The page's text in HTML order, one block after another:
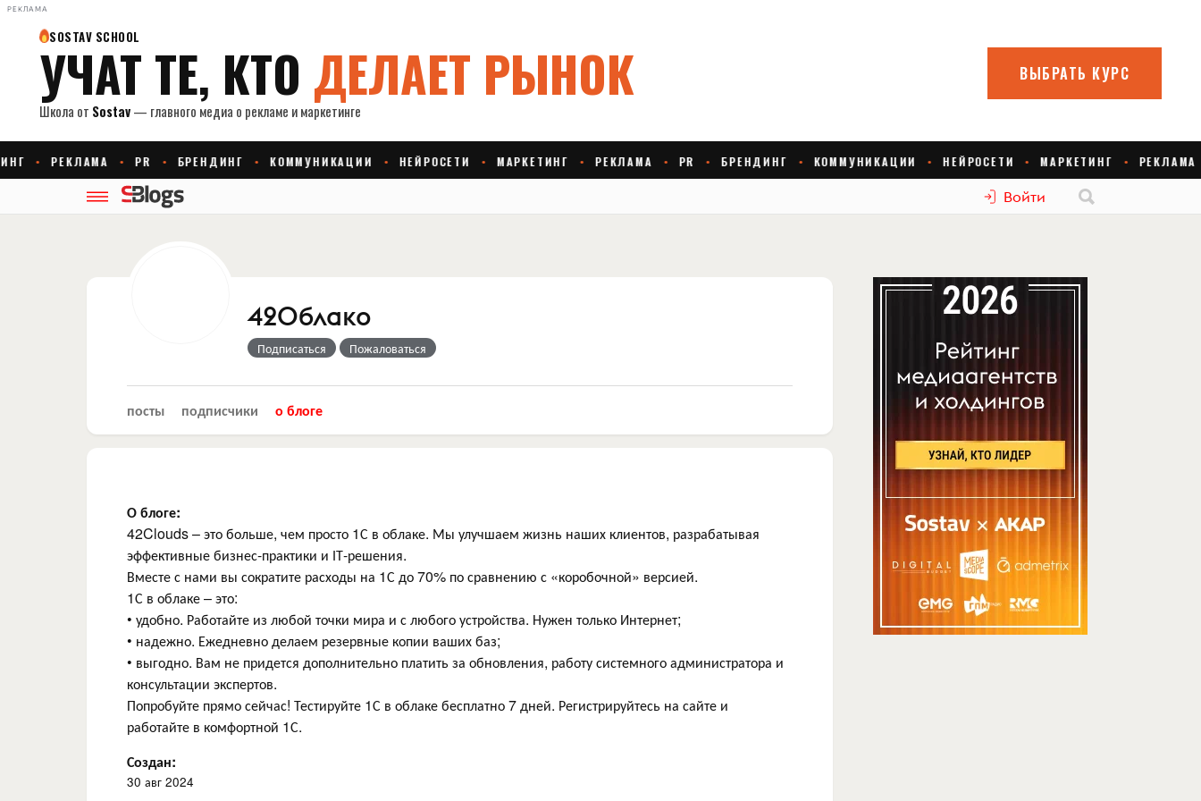
РЕКЛАМА
Войти
42Облако
Подписаться Пожаловаться
посты подписчики о блоге
О блоге:
42Clouds – это больше, чем просто 1С в облаке. Мы улучшаем жизнь наших клиентов, разрабатывая
эффективные бизнес-практики и ІТ-решения.
Вместе с нами вы сократите расходы на 1С до 70% по сравнению с «коробочной» версией.
1С в облаке – это:
• удобно. Работайте из любой точки мира и с любого устройства. Нужен только Интернет;
• надежно. Ежедневно делаем резервные копии ваших баз;
• выгодно. Вам не придется дополнительно платить за обновления, работу системного администратора и
консультации экспертов.
Попробуйте прямо сейчас! Тестируйте 1С в облаке бесплатно 7 дней. Регистрируйтесь на сайте и
работайте в комфортной 1С.
Создан:
30 авг 2024